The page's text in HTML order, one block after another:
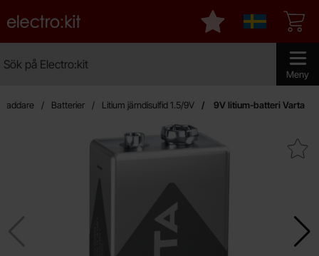
Meny
Startsidan för Electro:kit
Sverige
Mina favoriter
laddare Batterier Litium järndisulfid 1.5/9V 9V litium-batteri Varta
Makera 9V litium-batteri